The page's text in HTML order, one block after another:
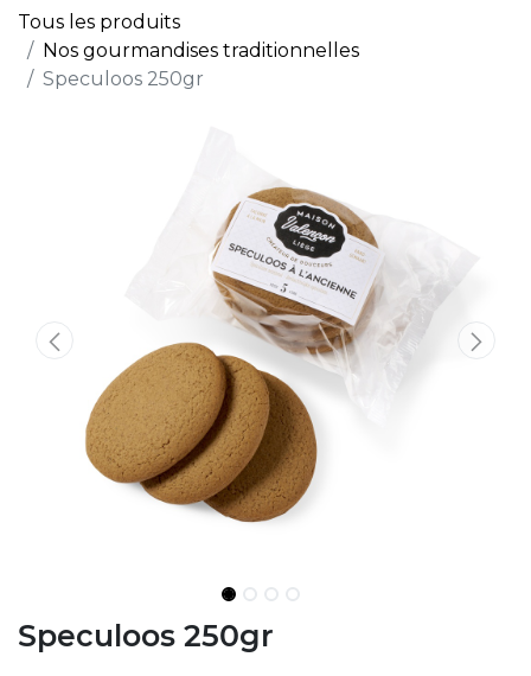
Tous les produits
Nos gourmandises traditionnelles
Speculoos 250gr
Speculoos 250gr